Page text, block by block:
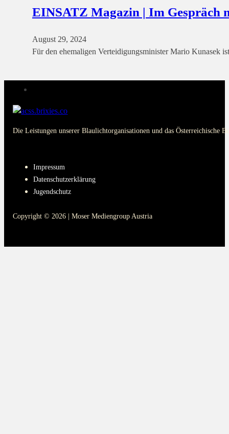
EINSATZ Magazin | Im Gespräch
August 29, 2024
Für den ehemaligen Verteidigungsminister Mario Kunasek
Die Leistungen unserer Blaulichtorganisationen und das Österreichische
Impressum
Datenschutzerklärung
Jugendschutz
Copyright © 2026 | Moser Mediengroup Austria